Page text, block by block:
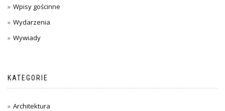
Wpisy gościnne
Wydarzenia
Wywiady
KATEGORIE
Architektura